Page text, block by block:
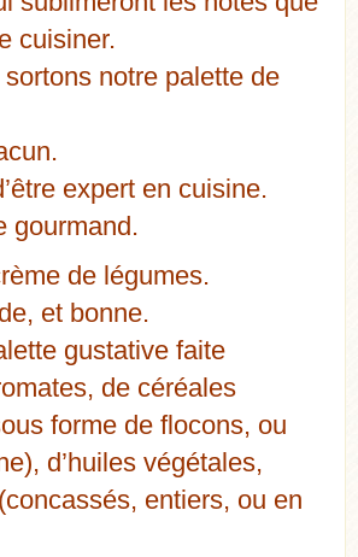
cuisiner.
notre palette de
expert en cuisine.
gourmand.
de légumes.
et bonne.
gustative faite
de céréales
forme de flocons, ou
d’huiles végétales,
entiers, ou en